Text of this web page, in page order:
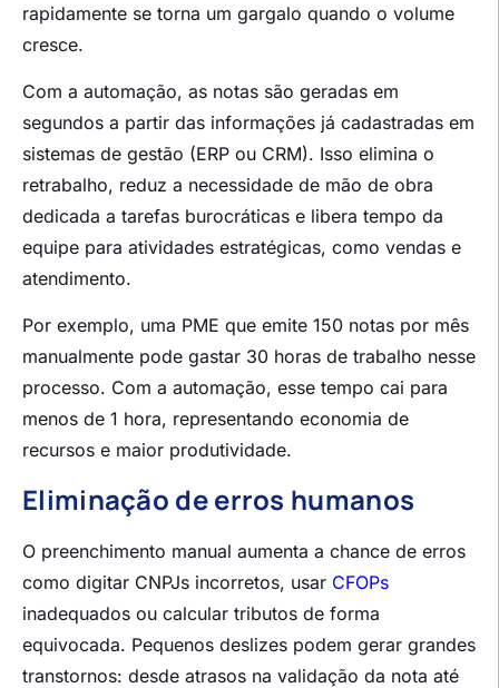
rapidamente se torna um gargalo quando o volume
cresce.
Com a automação, as notas são geradas em
segundos a partir das informações já cadastradas em
sistemas de gestão (ERP ou CRM). Isso elimina o
retrabalho, reduz a necessidade de mão de obra
dedicada a tarefas burocráticas e libera tempo da
equipe para atividades estratégicas, como vendas e
atendimento.
Por exemplo, uma PME que emite 150 notas por mês
manualmente pode gastar 30 horas de trabalho nesse
processo. Com a automação, esse tempo cai para
menos de 1 hora, representando economia de
recursos e maior produtividade.
Eliminação de erros humanos
O preenchimento manual aumenta a chance de erros
como digitar CNPJs incorretos, usar CFOPs
inadequados ou calcular tributos de forma
equivocada. Pequenos deslizes podem gerar grandes
transtornos: desde atrasos na validação da nota até